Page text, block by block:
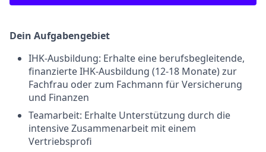
Dein Aufgabengebiet
IHK-Ausbildung: Erhalte eine berufsbegleitende,
finanzierte IHK-Ausbildung (12-18 Monate) zur
Fachfrau oder zum Fachmann für Versicherung
und Finanzen
Teamarbeit: Erhalte Unterstützung durch die
intensive Zusammenarbeit mit einem
Vertriebsprofi